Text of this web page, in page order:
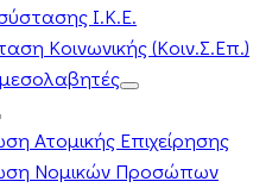
Ι.Κ.Ε.
Κοινωνικής (Κοιν.Σ.Επ.)
Ατομικής Επιχείρησης
Νομικών Προσώπων